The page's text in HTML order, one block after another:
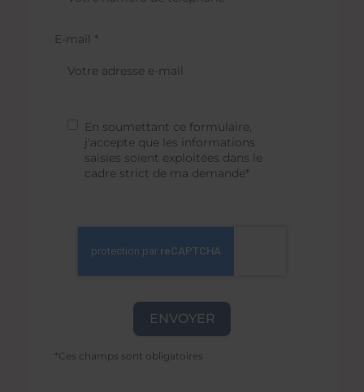
E-mail *
En soumettant ce formulaire,
j'accepte que les informations
saisies soient exploitées dans le
cadre strict de ma demande*
*Ces champs sont obligatoires